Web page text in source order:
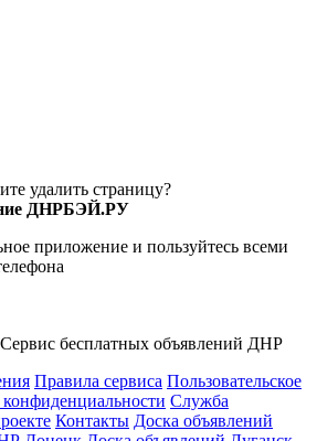
удалить страницу?
ДНРБЭЙ.РУ
приложение и пользуйтесь всеми
бесплатных объявлений ДНР
Правила сервиса Пользовательское
Служба
Контакты Доска объявлений